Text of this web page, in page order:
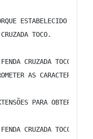
ESTABELECIDO EM
TOCO.
CRUZADA TOCO AO
AS
PARA OBTER
CRUZADA TOCO.